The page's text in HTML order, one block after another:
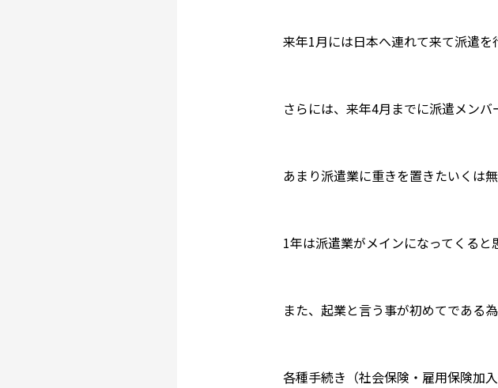
来年1月には日本へ連れて来て派遣を
さらには、来年4月までに派遣メンバ
あまり派遣業に重きを置きたいくは無
1年は派遣業がメインになってくると
また、起業と言う事が初めてである為
各種手続き（社会保険・雇用保険加